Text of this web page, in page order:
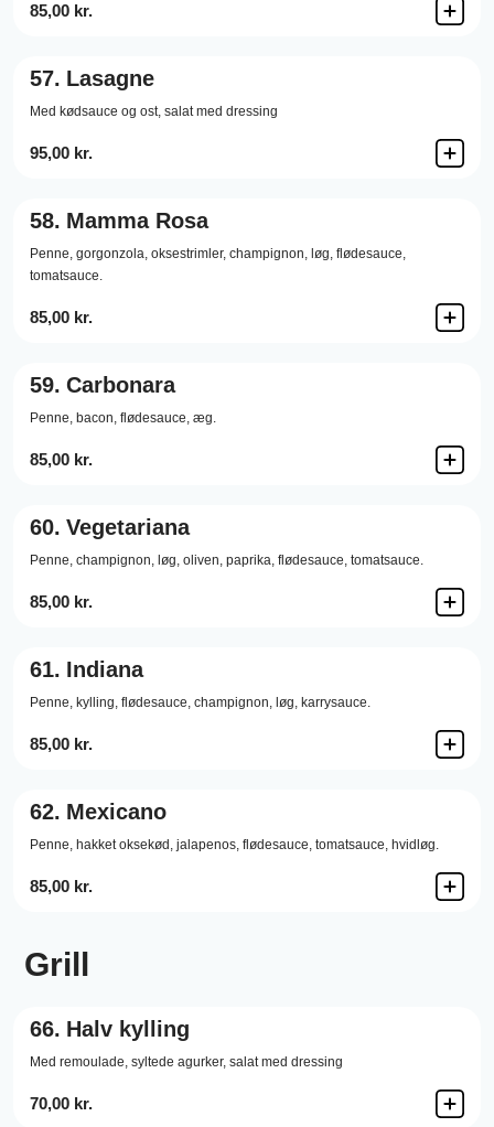
85,00 kr.
57. Lasagne
Med kødsauce og ost, salat med dressing
95,00 kr.
58. Mamma Rosa
Penne, gorgonzola, oksestrimler, champignon, løg, flødesauce,
tomatsauce.
85,00 kr.
59. Carbonara
Penne, bacon, flødesauce, æg.
85,00 kr.
60. Vegetariana
Penne, champignon, løg, oliven, paprika, flødesauce, tomatsauce.
85,00 kr.
61. Indiana
Penne, kylling, flødesauce, champignon, løg, karrysauce.
85,00 kr.
62. Mexicano
Penne, hakket oksekød, jalapenos, flødesauce, tomatsauce, hvidløg.
85,00 kr.
Grill
66. Halv kylling
Med remoulade, syltede agurker, salat med dressing
70,00 kr.